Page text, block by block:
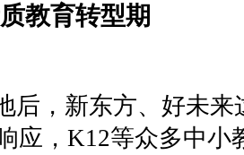
教育转型期
后，新东方、好未
应，K12等众多中小